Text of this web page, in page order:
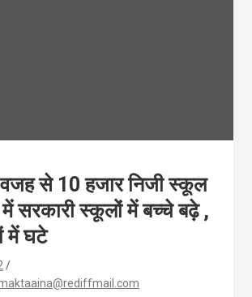
वजह से 10 हजार निजी स्कूल
सरकारी स्कूलों में बच्चे बढ़े ,
में घटे